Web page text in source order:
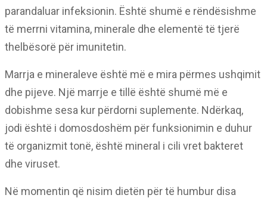
parandaluar infeksionin. Është shumë e rëndësishme
të merrni vitamina, minerale dhe elementë të tjerë
thelbësorë për imunitetin.
Marrja e mineraleve është më e mira përmes ushqimit
dhe pijeve. Një marrje e tillë është shumë më e
dobishme sesa kur përdorni suplemente. Ndërkaq,
jodi është i domosdoshëm për funksionimin e duhur
të organizmit tonë, është mineral i cili vret bakteret
dhe viruset.
Në momentin që nisim dietën për të humbur disa